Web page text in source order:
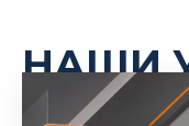
НАШИ